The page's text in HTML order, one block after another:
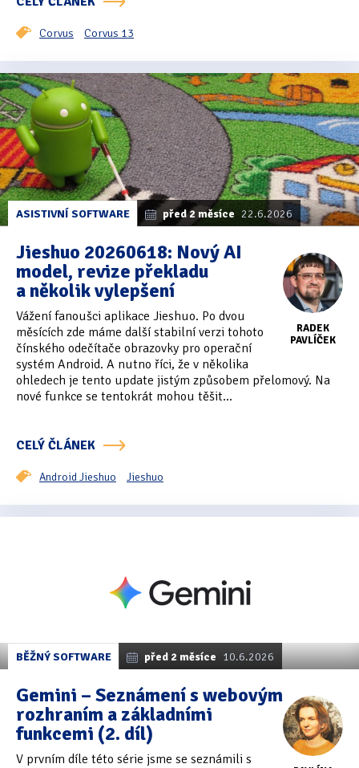
Corvus Corvus 13
ASISTIVNÍ SOFTWARE před 2 měsíce 22.6.2026
RADEK
PAVLÍČEK
Jieshuo 20260618: Nový AI
model, revize překladu
a několik vylepšení
Vážení fanoušci aplikace Jieshuo. Po dvou
měsících zde máme další stabilní verzi tohoto
čínského odečítače obrazovky pro operační
systém Android. A nutno říci, že v několika
ohledech je tento update jistým způsobem přelomový. Na
nové funkce se tentokrát mohou těšit...
CELÝ ČLÁNEK
Android Jieshuo Jieshuo
BĚŽNÝ SOFTWARE před 2 měsíce 10.6.2026
Gemini – Seznámení s webovým
rozhraním a základními
funkcemi (2. díl)
V prvním díle této série jsme se seznámili s